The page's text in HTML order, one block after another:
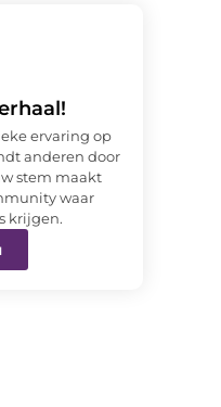
ervaring op
anderen door
stem maakt
waar
krijgen.